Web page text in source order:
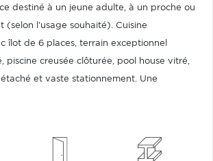
destiné à un jeune adulte, à un proche ou
(selon l'usage souhaité). Cuisine
îlot de 6 places, terrain exceptionnel
piscine creusée clôturée, pool house vitré,
et vaste stationnement. Une